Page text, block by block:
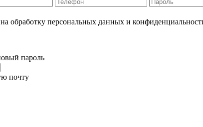
обработку персональных данных и
пароль
почту